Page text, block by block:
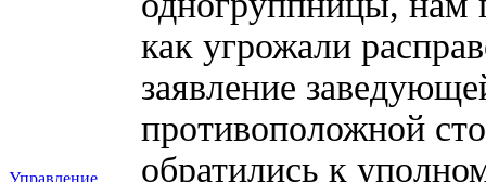
Управление
как угрожали
заявление
противоположной
обратились к